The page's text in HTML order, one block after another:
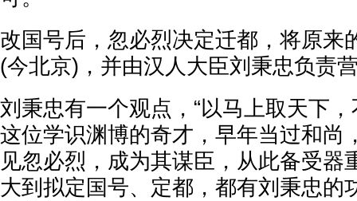
改国号后，忽必烈决定迁都，将原来
(今北京)，并由汉人大臣刘秉忠负责
刘秉忠有一个观点，“以马上取天下
这位学识渊博的奇才，早年当过和尚
见忽必烈，成为其谋臣，从此备受器
大到拟定国号、定都，都有刘秉忠的